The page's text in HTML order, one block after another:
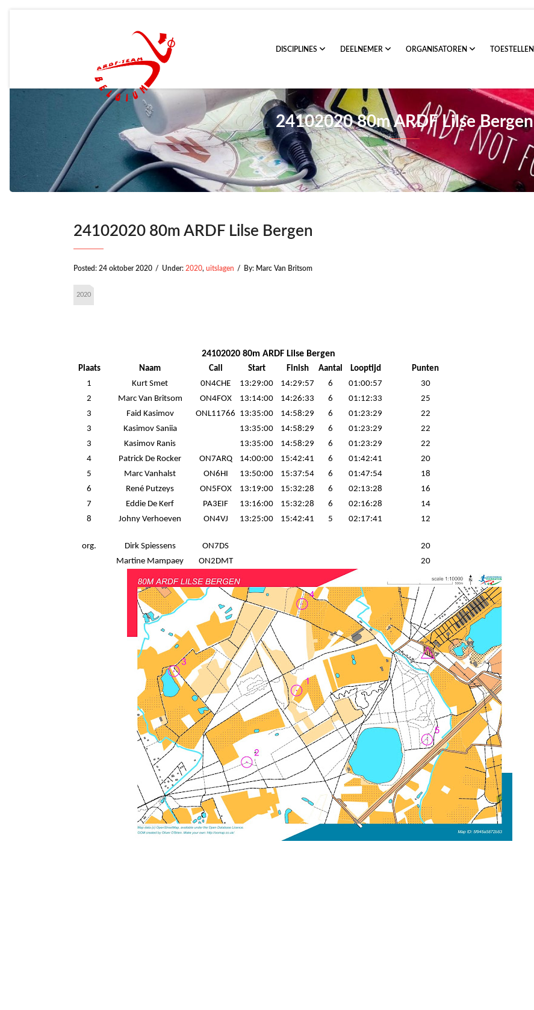
DISCIPLINES DEELNEMER ORGANISATOREN TOESTELLEN
24102020 80m ARDF Lilse Bergen
24102020 80m ARDF Lilse Bergen
Posted: 24 oktober 2020 / Under: 2020, uitslagen / By: Marc Van Britsom
2020
24102020 80m ARDF Lilse Bergen
Plaats Naam Call Start Finish Aantal Looptijd
Punten
1
Kurt Smet 0N4CHE 13:29:00 14:29:57 6 01:00:57
30
2
Marc Van Britsom ON4FOX 13:14:00 14:26:33 6 01:12:33
25
3
Faid Kasimov ONL11766 13:35:00 14:58:29 6 01:23:29
22
3
Kasimov Saniia 13:35:00 14:58:29 6 01:23:29
22
3
Kasimov Ranis 13:35:00 14:58:29 6 01:23:29
22
4
Patrick De Rocker ON7ARQ 14:00:00 15:42:41 6 01:42:41
20
5
Marc Vanhalst ON6HI 13:50:00 15:37:54 6 01:47:54
18
6
René Putzeys ON5FOX 13:19:00 15:32:28 6 02:13:28
16
7
Eddie De Kerf PA3EIF 13:16:00 15:32:28 6 02:16:28
14
8
Johny Verhoeven ON4VJ 13:25:00 15:42:41 5 02:17:41 12
org. Dirk Spiessens ON7DS
20
Martine Mampaey
ON2DMT 20